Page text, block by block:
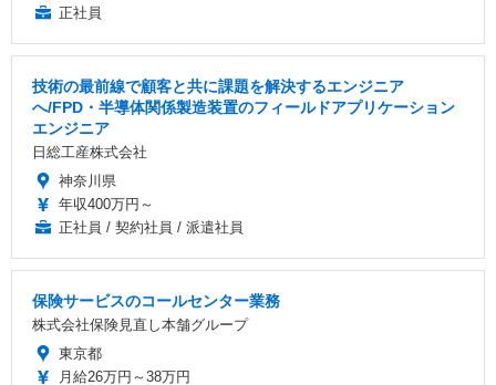
正社員
技術の最前線で顧客と共に課題を解決するエンジニア
へ/FPD・半導体関係製造装置のフィールドアプリケーション
エンジニア
日総工産株式会社
神奈川県
年収400万円～
正社員 / 契約社員 / 派遣社員
保険サービスのコールセンター業務
株式会社保険見直し本舗グループ
東京都
月給26万円～38万円